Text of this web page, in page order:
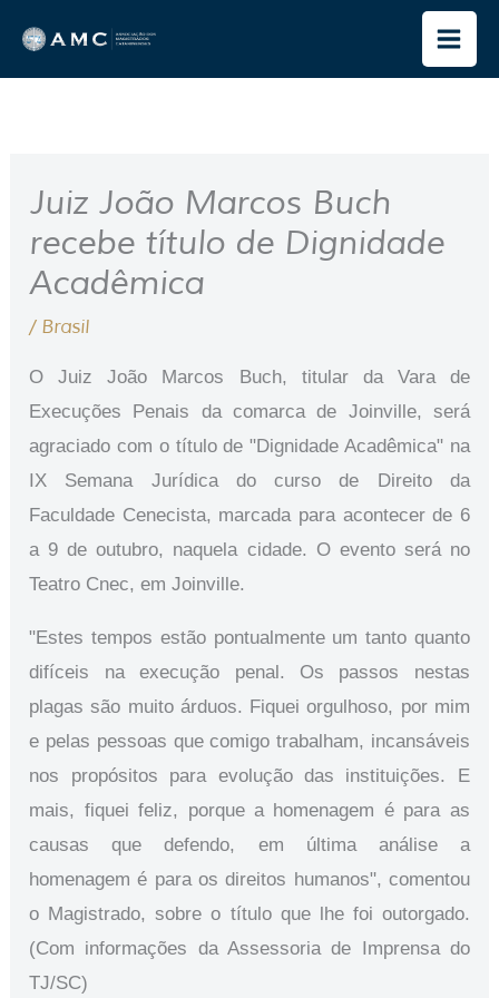
para
o
Juiz João Marcos Buch
recebe título de Dignidade
Acadêmica
/ Brasil
O Juiz João Marcos Buch, titular da Vara de
Execuções Penais da comarca de Joinville, será
agraciado com o título de "Dignidade Acadêmica" na
IX Semana Jurídica do curso de Direito da
Faculdade Cenecista, marcada para acontecer de 6
a 9 de outubro, naquela cidade. O evento será no
Teatro Cnec, em Joinville.
"Estes tempos estão pontualmente um tanto quanto
difíceis na execução penal. Os passos nestas
plagas são muito árduos. Fiquei orgulhoso, por mim
e pelas pessoas que comigo trabalham, incansáveis
nos propósitos para evolução das instituições. E
mais, fiquei feliz, porque a homenagem é para as
causas que defendo, em última análise a
homenagem é para os direitos humanos", comentou
o Magistrado, sobre o título que lhe foi outorgado.
(Com informações da Assessoria de Imprensa do
TJ/SC)